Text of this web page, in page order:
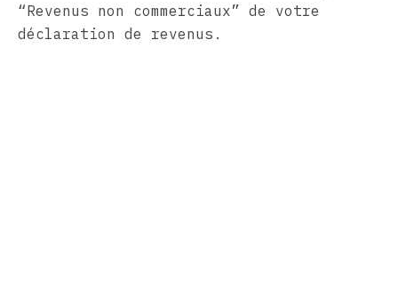
“Revenus non commerciaux” de votre
déclaration de revenus.